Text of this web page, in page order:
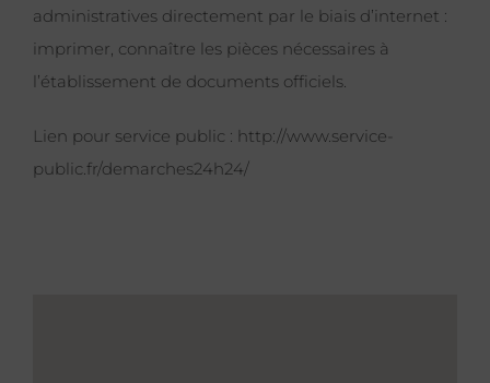
administratives directement par le biais d’internet :
imprimer, connaître les pièces nécessaires à
l’établissement de documents officiels.
Lien pour service public : http://www.service-
public.fr/demarches24h24/